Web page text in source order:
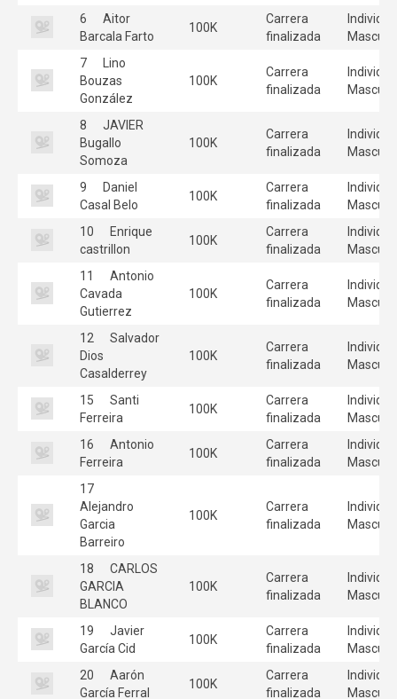
6
Aitor
Barcala Farto
100K
Carrera
finalizada
7
Lino
Bouzas
González
100K
Carrera
finalizada
8
JAVIER
Bugallo
Somoza
100K
Carrera
finalizada
9
Daniel
Casal Belo
100K
Carrera
finalizada
10
Enrique
castrillon
100K
Carrera
finalizada
11
Antonio
Cavada
Gutierrez
100K
Carrera
finalizada
12
Salvador
Dios
Casalderrey
100K
Carrera
finalizada
15
Santi
Ferreira
100K
Carrera
finalizada
16
Antonio
Ferreira
100K
Carrera
finalizada
17
Alejandro
Garcia
Barreiro
100K
Carrera
finalizada
18
CARLOS
GARCIA
BLANCO
100K
Carrera
finalizada
19
Javier
García Cid
100K
Carrera
finalizada
20
Aarón
García Ferral
100K
Carrera
finalizada